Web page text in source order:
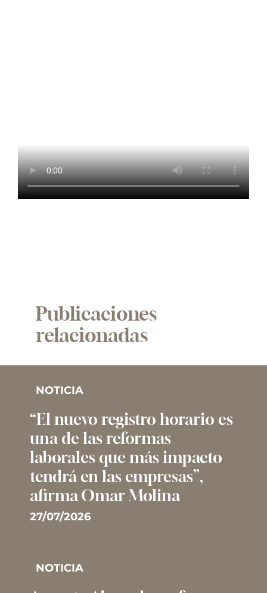
Publicaciones
relacionadas
NOTICIA
“El nuevo registro horario es
una de las reformas
laborales que más impacto
tendrá en las empresas”,
afirma Omar Molina
27/07/2026
NOTICIA